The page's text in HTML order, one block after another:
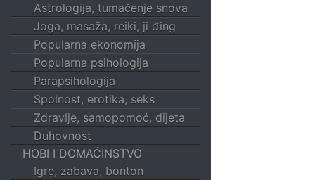
Astrologija, tumačenje snova
Joga, masaža, reiki, ji đing
Popularna ekonomija
Popularna psihologija
Parapsihologija
Spolnost, erotika, seks
Zdravlje, samopomoć, dijeta
Duhovnost
HOBI I DOMAĆINSTVO
Igre, zabava, bonton